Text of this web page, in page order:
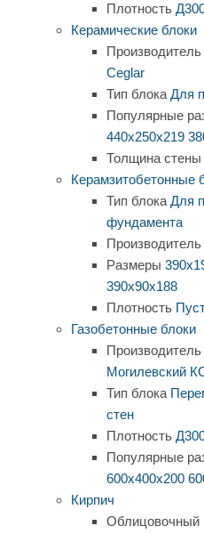
Плотность
Керамические блоки
Производитель
Ceglar
Тип блока Для
Популярные
440х250х219
Толщина стены
Керамзитобетонные
Тип блока Для
фундамента
Производитель
Размеры
390х90х188
Плотность
Газобетонные блоки
Производитель
Могилевский
Тип блока
стен
Плотность
Популярные
600х400х200
Кирпич
Облицовочный